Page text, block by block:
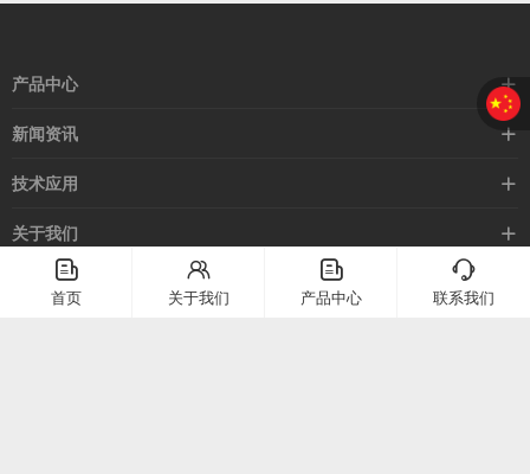
产品中心
接近开关
路灯控制器
新闻资讯
企业新闻
技术应用
技术支持
应用案例
常见问题
关于我们
企业简介
客服热线
󦤹
首页
󦃩
关于我们
󦤹
产品中心
󦘉
联系我们